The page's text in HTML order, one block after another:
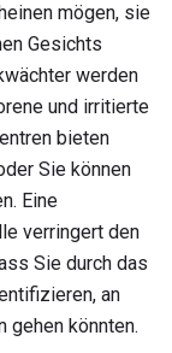
mögen, sie
Gesichts
werden
und irritierte
bieten
Sie können
Eine
verringert den
Sie durch das
an
gehen könnten.